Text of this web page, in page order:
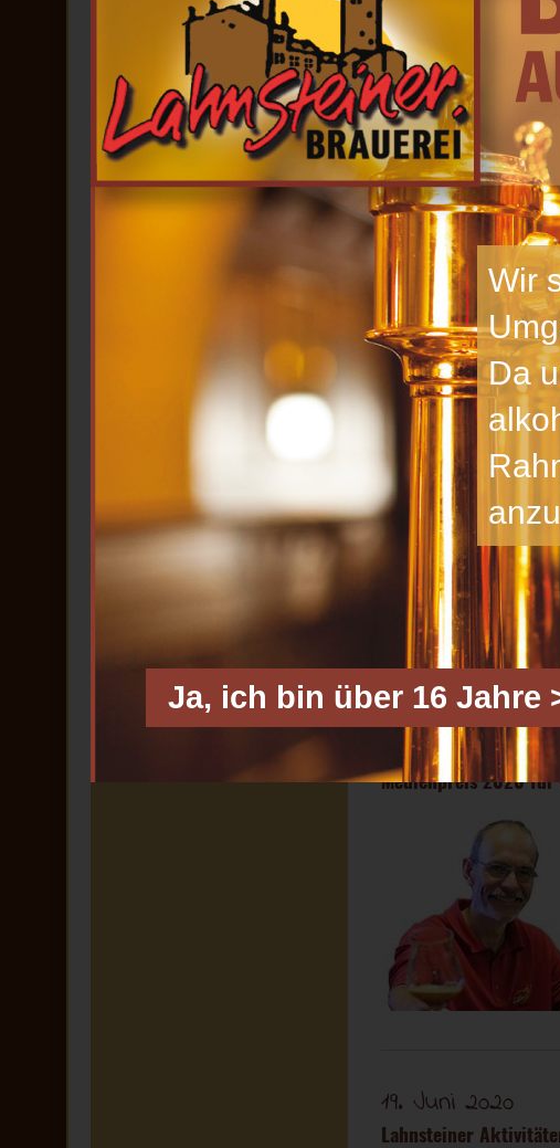
02. Oktober 2020
Kaum zu glauben
26. Juli 2020
Gold für Grutbier!
30. Juni 2020
Medienpreis 2020
19. Juni 2020
Lahnsteiner
Wir
Da
Ja, ich bin über 16 Jahre